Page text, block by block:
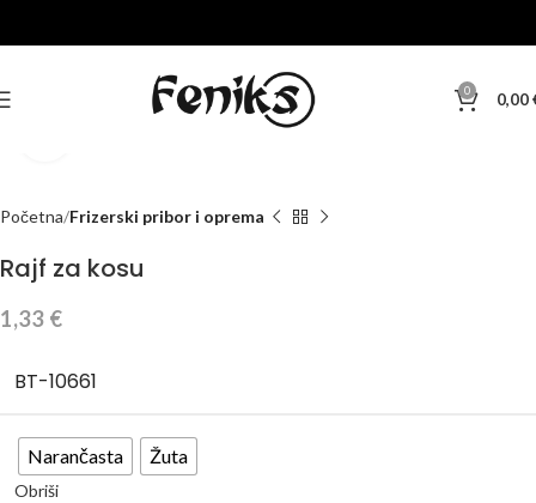
0 0,00
Početna Frizerski pribor i oprema
Rajf za kosu
1,33 €
BT-10661
Narančasta Žuta
Obriši